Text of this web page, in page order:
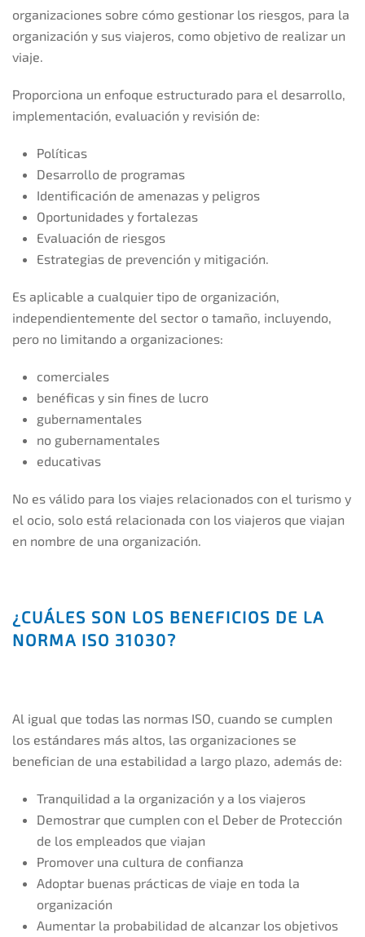
organizaciones sobre cómo gestionar los riesgos, para la
organización y sus viajeros, como objetivo de realizar un
viaje.
Proporciona un enfoque estructurado para el desarrollo,
implementación, evaluación y revisión de:
Políticas
Desarrollo de programas
Identificación de amenazas y peligros
Oportunidades y fortalezas
Evaluación de riesgos
Estrategias de prevención y mitigación.
Es aplicable a cualquier tipo de organización,
independientemente del sector o tamaño, incluyendo,
pero no limitando a organizaciones:
comerciales
benéficas y sin fines de lucro
gubernamentales
no gubernamentales
educativas
No es válido para los viajes relacionados con el turismo y
el ocio, solo está relacionada con los viajeros que viajan
en nombre de una organización.
¿CUÁLES SON LOS BENEFICIOS DE LA
NORMA ISO 31030?
Al igual que todas las normas ISO, cuando se cumplen
los estándares más altos, las organizaciones se
benefician de una estabilidad a largo plazo, además de:
Tranquilidad a la organización y a los viajeros
Demostrar que cumplen con el Deber de Protección
de los empleados que viajan
Promover una cultura de confianza
Adoptar buenas prácticas de viaje en toda la
organización
Aumentar la probabilidad de alcanzar los objetivos